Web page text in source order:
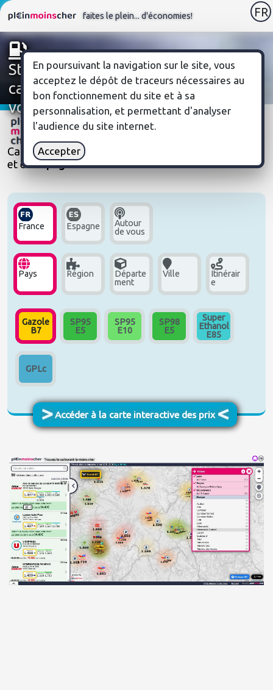
FR
faites le plein... d'économies!
Stations-service: trouvez le
carburant le moins cher autour de
vous
Comparez les prix des carburants
Carte interactive des
et enEspagne
France Espagne
Autour
de vous
Pays Région
Départe
ment
Ville
Itinérair
e
Gazole
B7
SP95
E5
SP95
E10
SP98
E5
Super
Ethanol
E85
GPLc
Accéder à la carte interactive des prix
En poursuivant la navigation sur le site, vous
acceptez le dépôt de traceurs nécessaires au
bon fonctionnement du site et à sa
personnalisation, et permettant d'analyser
l'audience du site internet.
Accepter